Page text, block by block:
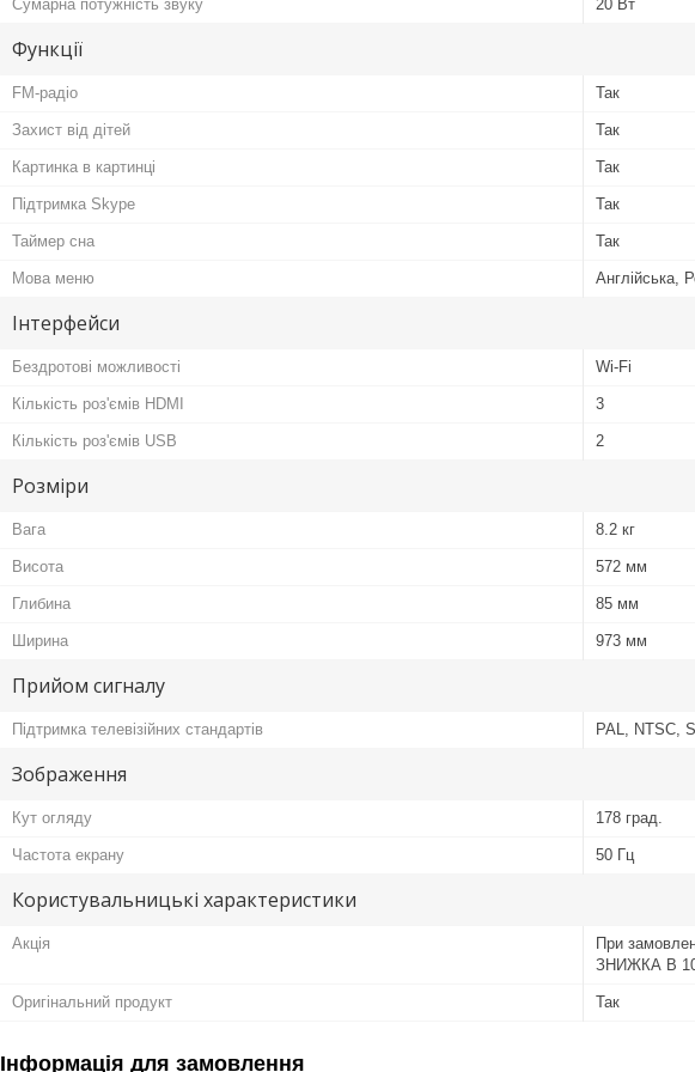
Сумарна потужність звуку 20 Вт
Функції
FM-радіо Так
Захист від дітей Так
Картинка в картинці Так
Підтримка Skype Так
Таймер сна Так
Мова меню Англійська,
Інтерфейси
Бездротові можливості Wi-Fi
Кількість роз'ємів HDMI 3
Кількість роз'ємів USB 2
Розміри
Вага 8.2 кг
Висота 572 мм
Глибина 85 мм
Ширина 973 мм
Прийом сигналу
Підтримка телевізійних стандартів PAL, NTSC,
Зображення
Кут огляду 178 град.
Частота екрану 50 Гц
Користувальницькі характеристики
Акція
При
ЗНИЖКА В
Оригінальний продукт Так
Інформація для замовлення